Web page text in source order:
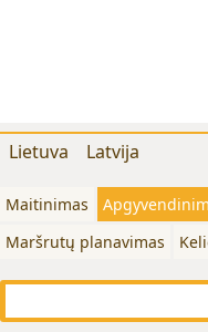
Lietuva Latvija
Maitinimas
Maršrutų planavimas